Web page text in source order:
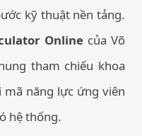
kỹ thuật nền tảng.
Online của Võ
tham chiếu khoa
mã năng lực ứng viên
hệ thống.